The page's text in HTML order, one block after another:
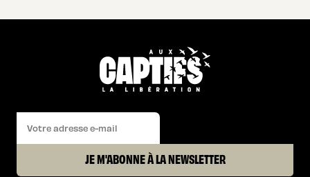
JE M'ABONNE À LA NEWSLETTER